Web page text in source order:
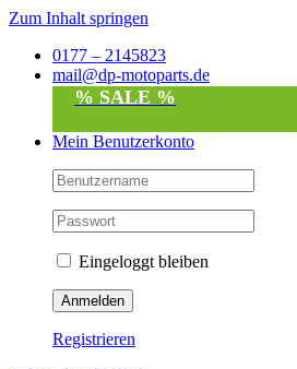
Zum Inhalt springen
0177 – 2145823
mail@dp-motoparts.de
% SALE %
Mein Benutzerkonto
Eingeloggt bleiben
Registrieren